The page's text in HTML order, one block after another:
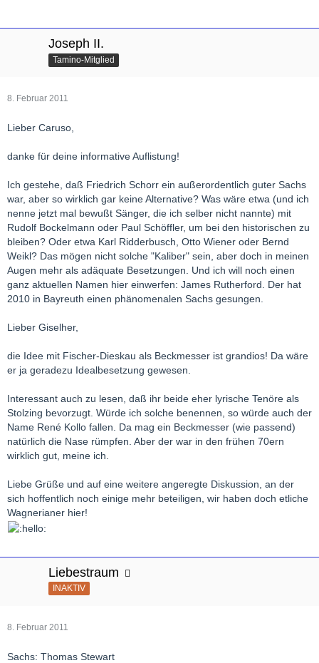
Joseph II.
Tamino-Mitglied
8. Februar 2011
Lieber Caruso,
danke für deine informative Auflistung!
Ich gestehe, daß Friedrich Schorr ein außerordentlich guter Sachs
war, aber so wirklich gar keine Alternative? Was wäre etwa (und ich
nenne jetzt mal bewußt Sänger, die ich selber nicht nannte) mit
Rudolf Bockelmann oder Paul Schöffler, um bei den historischen zu
bleiben? Oder etwa Karl Ridderbusch, Otto Wiener oder Bernd
Weikl? Das mögen nicht solche "Kaliber" sein, aber doch in meinen
Augen mehr als adäquate Besetzungen. Und ich will noch einen
ganz aktuellen Namen hier einwerfen: James Rutherford. Der hat
2010 in Bayreuth einen phänomenalen Sachs gesungen.
Lieber Giselher,
die Idee mit Fischer-Dieskau als Beckmesser ist grandios! Da wäre
er ja geradezu Idealbesetzung gewesen.
Interessant auch zu lesen, daß ihr beide eher lyrische Tenöre als
Stolzing bevorzugt. Würde ich solche benennen, so würde auch der
Name René Kollo fallen. Da mag ein Beckmesser (wie passend)
natürlich die Nase rümpfen. Aber der war in den frühen 70ern
wirklich gut, meine ich.
Liebe Grüße und auf eine weitere angeregte Diskussion, an der
sich hoffentlich noch einige mehr beteiligen, wir haben doch etliche
Wagnerianer hier!
Liebestraum
INAKTIV
8. Februar 2011
Sachs: Thomas Stewart